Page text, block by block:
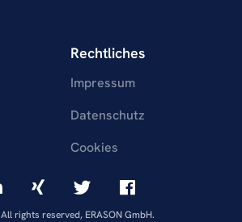
Rechtliches
Impressum
Datenschutz
Cookies
rights reserved, ERASON GmbH.